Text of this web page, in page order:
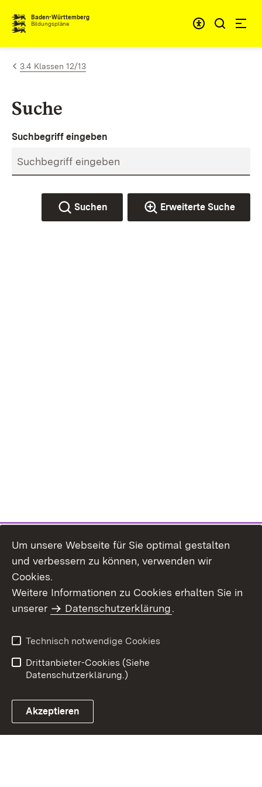
Zum Inhalt springen
Baden-Württemberg
Bildungspläne
3.4 Klassen 12/13
Suche
Suchbegriff eingeben
Suchen Erweiterte Suche
Um unsere Webseite für Sie optimal gestalten
und verbessern zu können, verwenden wir
Cookies.
Weitere Informationen zu Cookies erhalten Sie in
unserer
Datenschutzerklärung.
Technisch notwendige Cookies
Drittanbieter-Cookies (Siehe
Datenschutzerklärung.)
Akzeptieren